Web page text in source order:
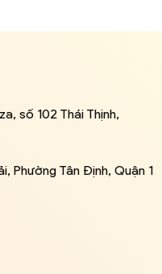
số 102 Thái Thịnh,
Phường Tân Định, Quận 1